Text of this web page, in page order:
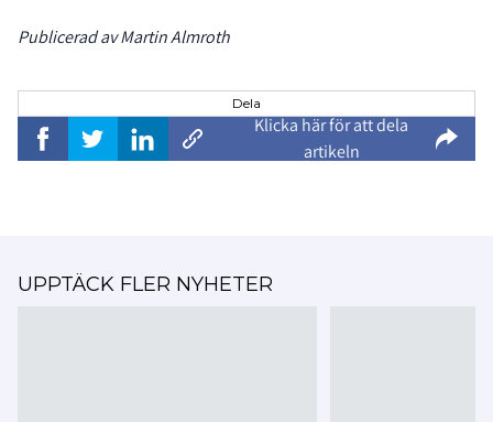
Publicerad av Martin Almroth
Dela
Klicka här för att dela
artikeln
UPPTÄCK FLER NYHETER